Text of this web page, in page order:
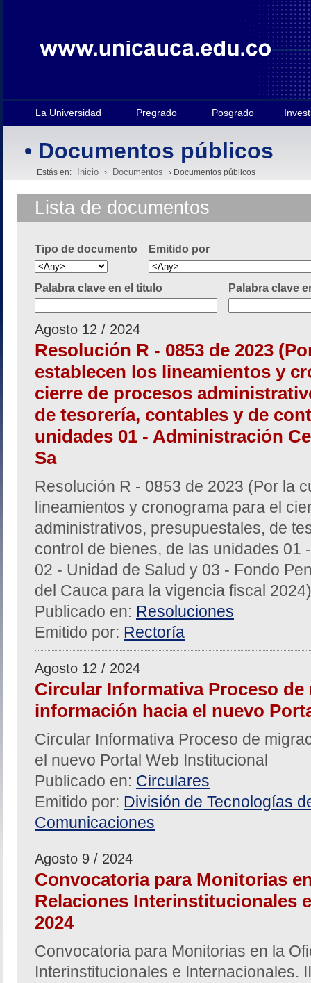
La Universidad Pregrado Posgrado
• Documentos públicos
Estás en: Inicio › Documentos › Documentos públicos
Lista de documentos
Tipo de documento Emitido por
Palabra clave en el titulo Palabra clave
Agosto 12 / 2024
Resolución R - 0853 de 2023
establecen los lineamientos y
cierre de procesos
de tesorería, contables y de
unidades 01 - Administración
Sa
Resolución R - 0853 de 2023 (Por la
lineamientos y cronograma para el
administrativos, presupuestales, de
control de bienes, de las unidades 01
02 - Unidad de Salud y 03 - Fondo
del Cauca para la vigencia fiscal 2024)
Publicado en: Resoluciones
Emitido por: Rectoría
Agosto 12 / 2024
Circular Informativa Proceso de
información hacia el nuevo
Circular Informativa Proceso de
el nuevo Portal Web Institucional
Publicado en: Circulares
Emitido por: División de Tecnologías
Comunicaciones
Agosto 9 / 2024
Convocatoria para Monitorias
Relaciones Interinstitucionales
2024
Convocatoria para Monitorias en la
Interinstitucionales e Internacionales.